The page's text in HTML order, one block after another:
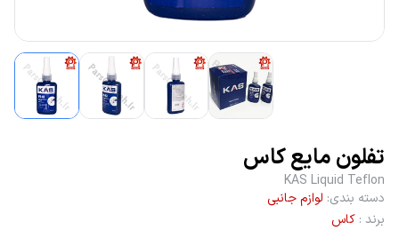
تفلون مایع کاس
KAS Liquid Teflon
دسته بندی: لوازم جانبی
برند : کاس